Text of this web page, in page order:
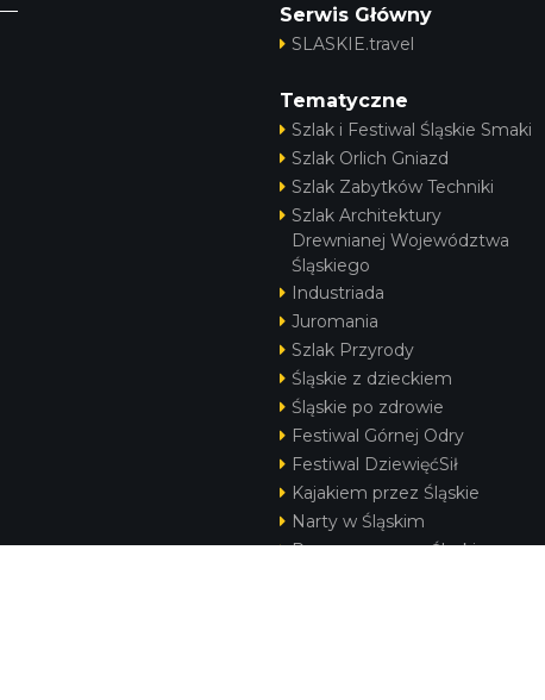
Serwis Główny
SLASKIE.travel
Tematyczne
Szlak i Festiwal Śląskie Smaki
Szlak Orlich Gniazd
Szlak Zabytków Techniki
Szlak Architektury
Drewnianej Województwa
Śląskiego
Industriada
Juromania
Szlak Przyrody
Śląskie z dzieckiem
Śląskie po zdrowie
Festiwal Górnej Odry
Festiwal DziewięćSił
Kajakiem przez Śląskie
Narty w Śląskim
Rowerem przez Śląskie